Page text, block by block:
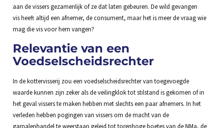
aan de vissers gezamenlijk of ze dat laten gebeuren. De wild gevangen
vis heeft altijd een afnemer, de consument, maar het is meer de vraag wie
mag die vis voor hem vangen?
Relevantie van een
Voedselscheidsrechter
In de kottervisserij zou een voedselscheidsrechter van toegevoegde
waarde kunnen zijn zeker als de veilingklok tot stilstand is gekomen of in
het geval vissers te maken hebben met slechts een paar afnemers. In het
verleden hebben pogingen van vissers om de macht van de
garnalenhandel te weerstaan geleid tot torenhoge boetes van de NMa, de